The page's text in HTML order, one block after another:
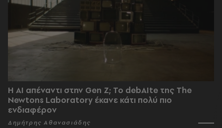
Η AI απέναντι στην Gen Z; Το debAIte της The
Newtons Laboratory έκανε κάτι πολύ πιο
ενδιαφέρον
Δημήτρης Αθανασιάδης